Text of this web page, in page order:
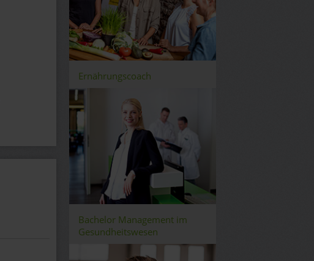
Ernährungscoach
Bachelor Management im
Gesundheitswesen